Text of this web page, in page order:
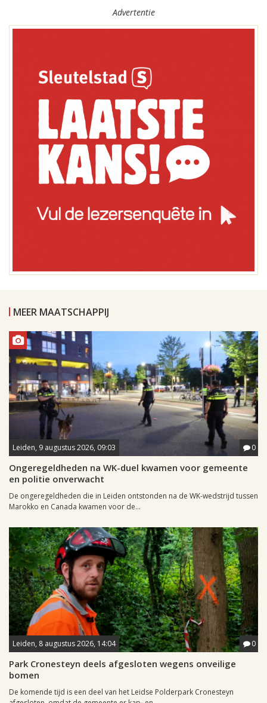
Advertentie
MEER MAATSCHAPPIJ
Leiden, 9 augustus 2026, 09:03 0
Ongeregeldheden na WK-duel kwamen voor gemeente
en politie onverwacht
De ongeregeldheden die in Leiden ontstonden na de WK-wedstrijd tussen
Marokko en Canada kwamen voor de...
Leiden, 8 augustus 2026, 14:04 0
Park Cronesteyn deels afgesloten wegens onveilige
bomen
De komende tijd is een deel van het Leidse Polderpark Cronesteyn